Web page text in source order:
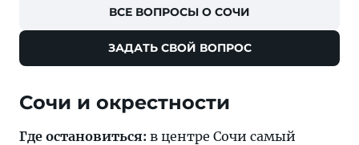
ВСЕ ВОПРОСЫ О СОЧИ
ЗАДАТЬ СВОЙ ВОПРОС
Где остановиться: в центре Сочи самый